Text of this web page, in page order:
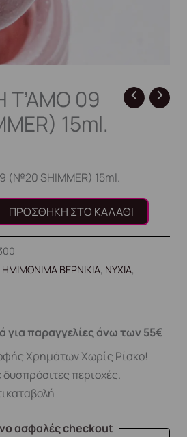
T’AMO 09
15ml.
(№20 SHIMMER) 15ml.
ΠΡΟΣΘΉΚΗ ΣΤΟ ΚΑΛΆΘΙ
ΗΜΙΜΟΝΙΜΑ ΒΕΡΝΙΚΙΑ, ΝΥΧΙΑ,
για παραγγελίες άνω των 55€
Χρημάτων Χωρίς Ρίσκο!
περιοχές.
ασφαλές checkout